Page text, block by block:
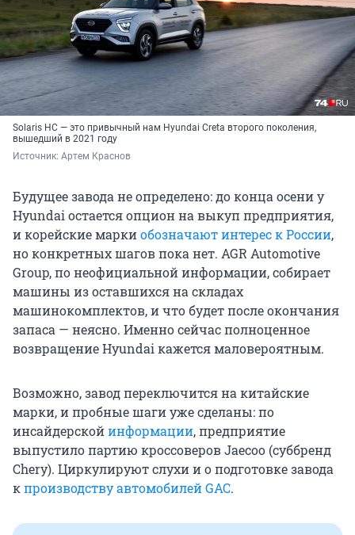
Solaris HC — это привычный нам Hyundai Creta второго поколения,
вышедший в 2021 году
Источник: Артем Краснов
Будущее завода не определено: до конца осени у
Hyundai остается опцион на выкуп предприятия,
и корейские маркиобозначают интерес к России,
но конкретных шагов пока нет. AGR Automotive
Group, по неофициальной информации, собирает
машины из оставшихся на складах
машинокомплектов, и что будет после окончания
запаса — неясно. Именно сейчас полноценное
возвращение Hyundai кажется маловероятным.
Возможно, завод переключится на китайские
марки, и пробные шаги уже сделаны: по
инсайдерскойинформации, предприятие
выпустило партию кроссоверов Jaecoo (суббренд
Chery). Циркулируют слухи и о подготовке завода
кпроизводству автомобилей GAC.